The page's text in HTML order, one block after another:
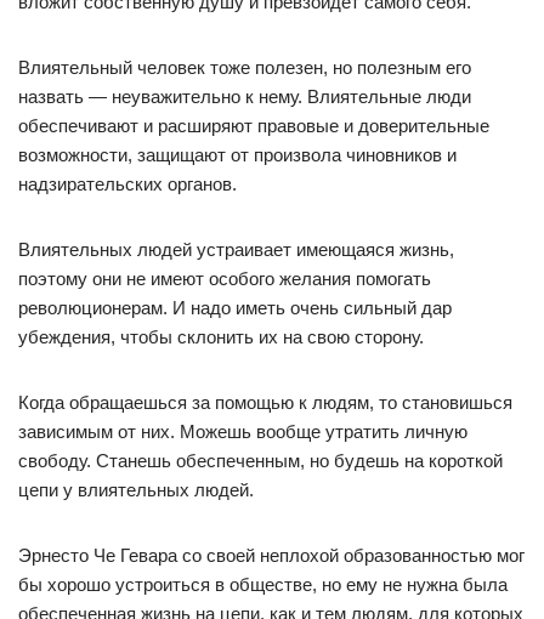
Влиятельный человек тоже полезен, но полезным его
назвать — неуважительно к нему. Влиятельные люди
обеспечивают и расширяют правовые и доверительные
возможности, защищают от произвола чиновников и
надзирательских органов.
Влиятельных людей устраивает имеющаяся жизнь,
поэтому они не имеют особого желания помогать
революционерам. И надо иметь очень сильный дар
убеждения, чтобы склонить их на свою сторону.
Когда обращаешься за помощью к людям, то становишься
зависимым от них. Можешь вообще утратить личную
свободу. Станешь обеспеченным, но будешь на короткой
цепи у влиятельных людей.
Эрнесто Че Гевара со своей неплохой образованностью мог
бы хорошо устроиться в обществе, но ему не нужна была
обеспеченная жизнь на цепи, как и тем людям, для которых